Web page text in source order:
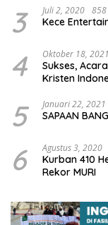
3 Juli 2, 2020
Kece
4 Oktober 18, 2021
Sukses, Acara ‘Dies
Kristen
5 Januari 22, 2021
SAPAAN
6 Agustus 3, 2020
Kurban 410
Rekor MURI